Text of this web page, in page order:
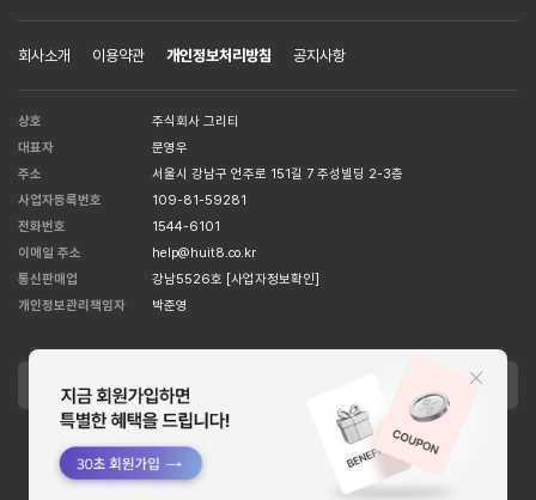
회사소개 이용약관 개인정보처리방침 공지사항
상호
주식회사 그리티
대표자
문영우
주소
서울시 강남구 언주로 151길 7 주성빌딩 2-3층
사업자등록번호
109-81-59281
전화번호
1544-6101
이메일 주소
help@huit8.co.kr
통신판매업
강남5526호 [사업자정보확인]
개인정보관리책임자
박준영
APPLE STORE
Copyright MCORSET INC. All Right Reserved. designed by